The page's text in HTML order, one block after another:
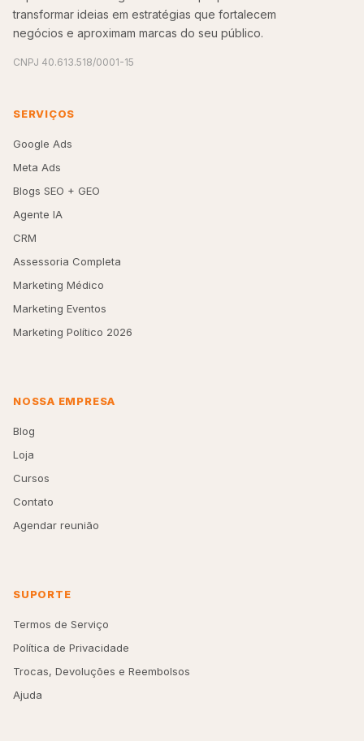
transformar ideias em estratégias que fortalecem
negócios e aproximam marcas do seu público.
CNPJ 40.613.518/0001-15
SERVIÇOS
Google Ads
Meta Ads
Blogs SEO + GEO
Agente IA
CRM
Assessoria Completa
Marketing Médico
Marketing Eventos
Marketing Político 2026
NOSSA EMPRESA
Blog
Loja
Cursos
Contato
Agendar reunião
SUPORTE
Termos de Serviço
Política de Privacidade
Trocas, Devoluções e Reembolsos
Ajuda